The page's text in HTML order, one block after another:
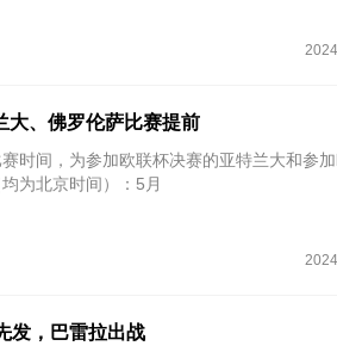
大、佛罗伦萨比赛提前
时间，为参加欧联杯决赛的亚特兰大和参
为北京时间）：5月
发，巴雷拉出战